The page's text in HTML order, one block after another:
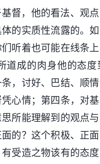
督，他的看法、观
的实质性流露的。
听着也可能在线条
道成的肉身他的态
，讨好、巴结、顺
心情；第四条，对
所能理解到的观点
的？这个积极、正
受造之物该有的态